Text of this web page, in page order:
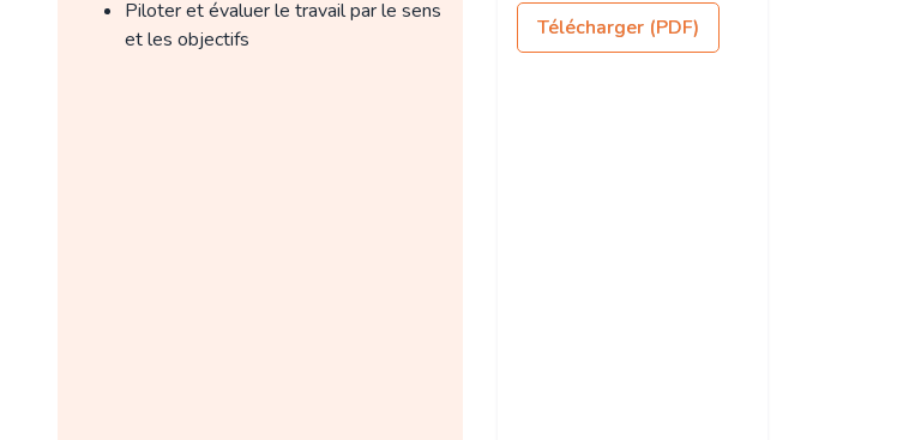
Piloter et évaluer le travail par le sens
et les objectifs
Télécharger (PDF)